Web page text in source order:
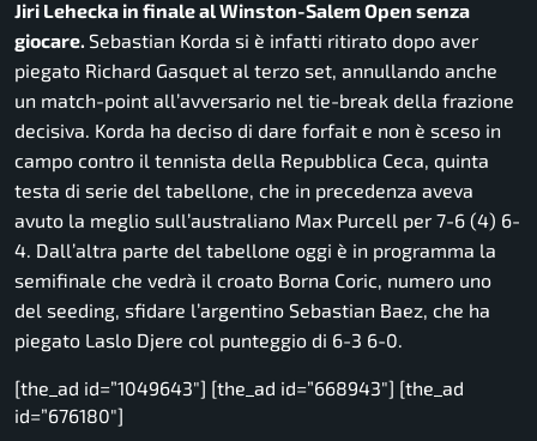
Jiri Lehecka in finale al Winston-Salem Open senza
giocare. Sebastian Korda si è infatti ritirato dopo aver
piegato Richard Gasquet al terzo set, annullando anche
un match-point all’avversario nel tie-break della frazione
decisiva. Korda ha deciso di dare forfait e non è sceso in
campo contro il tennista della Repubblica Ceca, quinta
testa di serie del tabellone, che in precedenza aveva
avuto la meglio sull’australiano Max Purcell per 7-6 (4) 6-
4. Dall’altra parte del tabellone oggi è in programma la
semifinale che vedrà il croato Borna Coric, numero uno
del seeding, sfidare l’argentino Sebastian Baez, che ha
piegato Laslo Djere col punteggio di 6-3 6-0.
[the_ad id=”1049643″] [the_ad id=”668943″] [the_ad
id=”676180″]